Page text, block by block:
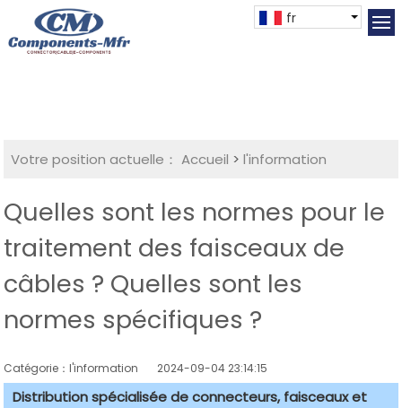
fr
Votre position actuelle： Accueil >l'information
Quelles sont les normes pour le
traitement des faisceaux de
câbles ? Quelles sont les
normes spécifiques ?
Catégorie：l'information 2024-09-04 23:14:15
Distribution spécialisée de connecteurs, faisceaux et